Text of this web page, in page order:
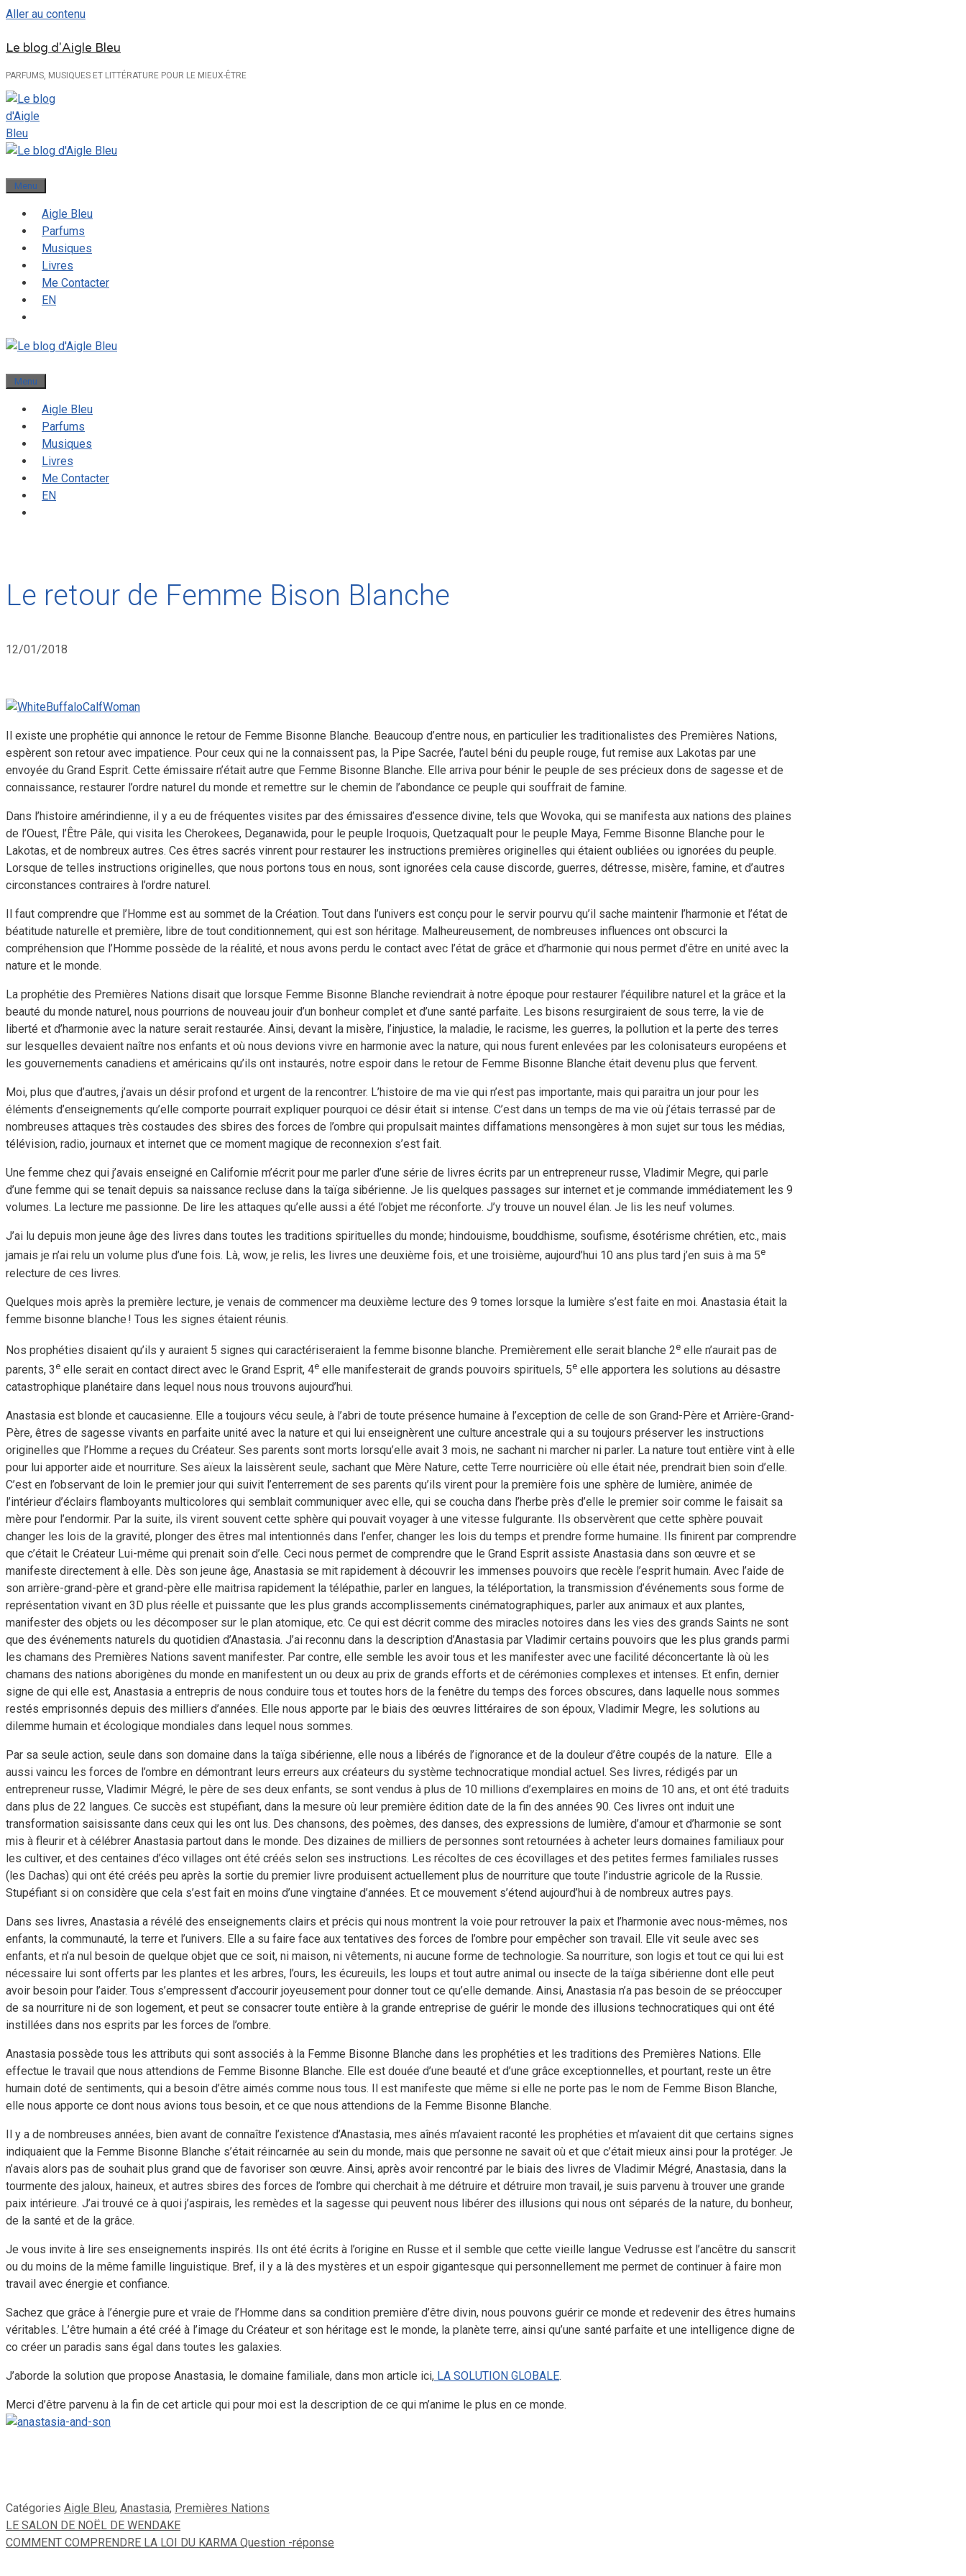
Aller au contenu
Le blog d'Aigle Bleu
PARFUMS, MUSIQUES ET LITTÉRATURE POUR LE MIEUX-ÊTRE
Menu
Aigle Bleu
Parfums
Musiques
Livres
Me Contacter
EN
Menu
Aigle Bleu
Parfums
Musiques
Livres
Me Contacter
EN
Le retour de Femme Bison Blanche
12/01/2018
Il existe une prophétie qui annonce le retour de Femme Bisonne Blanche. Beaucoup d’entre nous, en particulier les traditionalistes des Premières Nations,
espèrent son retour avec impatience. Pour ceux qui ne la connaissent pas, la Pipe Sacrée, l’autel béni du peuple rouge, fut remise aux Lakotas par une
envoyée du Grand Esprit. Cette émissaire n’était autre que Femme Bisonne Blanche. Elle arriva pour bénir le peuple de ses précieux dons de sagesse et de
connaissance, restaurer l’ordre naturel du monde et remettre sur le chemin de l’abondance ce peuple qui souffrait de famine.
Dans l’histoire amérindienne, il y a eu de fréquentes visites par des émissaires d’essence divine, tels que Wovoka, qui se manifesta aux nations des plaines
de l’Ouest, l’Être Pâle, qui visita les Cherokees, Deganawida, pour le peuple Iroquois, Quetzaqualt pour le peuple Maya, Femme Bisonne Blanche pour le
Lakotas, et de nombreux autres. Ces êtres sacrés vinrent pour restaurer les instructions premières originelles qui étaient oubliées ou ignorées du peuple.
Lorsque de telles instructions originelles, que nous portons tous en nous, sont ignorées cela cause discorde, guerres, détresse, misère, famine, et d’autres
circonstances contraires à l’ordre naturel.
Il faut comprendre que l’Homme est au sommet de la Création. Tout dans l’univers est conçu pour le servir pourvu qu’il sache maintenir l’harmonie et l’état de
béatitude naturelle et première, libre de tout conditionnement, qui est son héritage. Malheureusement, de nombreuses influences ont obscurci la
compréhension que l’Homme possède de la réalité, et nous avons perdu le contact avec l’état de grâce et d’harmonie qui nous permet d’être en unité avec la
nature et le monde.
La prophétie des Premières Nations disait que lorsque Femme Bisonne Blanche reviendrait à notre époque pour restaurer l’équilibre naturel et la grâce et la
beauté du monde naturel, nous pourrions de nouveau jouir d’un bonheur complet et d’une santé parfaite. Les bisons resurgiraient de sous terre, la vie de
liberté et d’harmonie avec la nature serait restaurée. Ainsi, devant la misère, l’injustice, la maladie, le racisme, les guerres, la pollution et la perte des terres
sur lesquelles devaient naître nos enfants et où nous devions vivre en harmonie avec la nature, qui nous furent enlevées par les colonisateurs européens et
les gouvernements canadiens et américains qu’ils ont instaurés, notre espoir dans le retour de Femme Bisonne Blanche était devenu plus que fervent.
Moi, plus que d’autres, j’avais un désir profond et urgent de la rencontrer. L’histoire de ma vie qui n’est pas importante, mais qui paraitra un jour pour les
éléments d’enseignements qu’elle comporte pourrait expliquer pourquoi ce désir était si intense. C’est dans un temps de ma vie où j’étais terrassé par de
nombreuses attaques très costaudes des sbires des forces de l’ombre qui propulsait maintes diffamations mensongères à mon sujet sur tous les médias,
télévision, radio, journaux et internet que ce moment magique de reconnexion s’est fait.
Une femme chez qui j’avais enseigné en Californie m’écrit pour me parler d’une série de livres écrits par un entrepreneur russe, Vladimir Megre, qui parle
d’une femme qui se tenait depuis sa naissance recluse dans la taïga sibérienne. Je lis quelques passages sur internet et je commande immédiatement les 9
volumes. La lecture me passionne. De lire les attaques qu’elle aussi a été l’objet me réconforte. J’y trouve un nouvel élan. Je lis les neuf volumes.
J’ai lu depuis mon jeune âge des livres dans toutes les traditions spirituelles du monde; hindouisme, bouddhisme, soufisme, ésotérisme chrétien, etc., mais
jamais je n’ai relu un volume plus d’une fois. Là, wow, je relis, les livres une deuxième fois, et une troisième, aujourd’hui 10 ans plus tard j’en suis à ma 5e
relecture de ces livres.
Quelques mois après la première lecture, je venais de commencer ma deuxième lecture des 9 tomes lorsque la lumière s’est faite en moi. Anastasia était la
femme bisonne blanche ! Tous les signes étaient réunis.
Nos prophéties disaient qu’ils y auraient 5 signes qui caractériseraient la femme bisonne blanche. Premièrement elle serait blanche 2e elle n’aurait pas de
parents, 3e elle serait en contact direct avec le Grand Esprit, 4e elle manifesterait de grands pouvoirs spirituels, 5e elle apportera les solutions au désastre
catastrophique planétaire dans lequel nous nous trouvons aujourd’hui.
Anastasia est blonde et caucasienne. Elle a toujours vécu seule, à l’abri de toute présence humaine à l’exception de celle de son Grand-Père et Arrière-Grand-
Père, êtres de sagesse vivants en parfaite unité avec la nature et qui lui enseignèrent une culture ancestrale qui a su toujours préserver les instructions
originelles que l’Homme a reçues du Créateur. Ses parents sont morts lorsqu’elle avait 3 mois, ne sachant ni marcher ni parler. La nature tout entière vint à elle
pour lui apporter aide et nourriture. Ses aïeux la laissèrent seule, sachant que Mère Nature, cette Terre nourricière où elle était née, prendrait bien soin d’elle.
C’est en l’observant de loin le premier jour qui suivit l’enterrement de ses parents qu’ils virent pour la première fois une sphère de lumière, animée de
l’intérieur d’éclairs flamboyants multicolores qui semblait communiquer avec elle, qui se coucha dans l’herbe près d’elle le premier soir comme le faisait sa
mère pour l’endormir. Par la suite, ils virent souvent cette sphère qui pouvait voyager à une vitesse fulgurante. Ils observèrent que cette sphère pouvait
changer les lois de la gravité, plonger des êtres mal intentionnés dans l’enfer, changer les lois du temps et prendre forme humaine. Ils finirent par comprendre
que c’était le Créateur Lui-même qui prenait soin d’elle. Ceci nous permet de comprendre que le Grand Esprit assiste Anastasia dans son œuvre et se
manifeste directement à elle. Dès son jeune âge, Anastasia se mit rapidement à découvrir les immenses pouvoirs que recèle l’esprit humain. Avec l’aide de
son arrière-grand-père et grand-père elle maitrisa rapidement la télépathie, parler en langues, la téléportation, la transmission d’événements sous forme de
représentation vivant en 3D plus réelle et puissante que les plus grands accomplissements cinématographiques, parler aux animaux et aux plantes,
manifester des objets ou les décomposer sur le plan atomique, etc. Ce qui est décrit comme des miracles notoires dans les vies des grands Saints ne sont
que des événements naturels du quotidien d’Anastasia. J’ai reconnu dans la description d’Anastasia par Vladimir certains pouvoirs que les plus grands parmi
les chamans des Premières Nations savent manifester. Par contre, elle semble les avoir tous et les manifester avec une facilité déconcertante là où les
chamans des nations aborigènes du monde en manifestent un ou deux au prix de grands efforts et de cérémonies complexes et intenses. Et enfin, dernier
signe de qui elle est, Anastasia a entrepris de nous conduire tous et toutes hors de la fenêtre du temps des forces obscures, dans laquelle nous sommes
restés emprisonnés depuis des milliers d’années. Elle nous apporte par le biais des œuvres littéraires de son époux, Vladimir Megre, les solutions au
dilemme humain et écologique mondiales dans lequel nous sommes.
Par sa seule action, seule dans son domaine dans la taïga sibérienne, elle nous a libérés de l’ignorance et de la douleur d’être coupés de la nature. Elle a
aussi vaincu les forces de l’ombre en démontrant leurs erreurs aux créateurs du système technocratique mondial actuel. Ses livres, rédigés par un
entrepreneur russe, Vladimir Mégré, le père de ses deux enfants, se sont vendus à plus de 10 millions d’exemplaires en moins de 10 ans, et ont été traduits
dans plus de 22 langues. Ce succès est stupéfiant, dans la mesure où leur première édition date de la fin des années 90. Ces livres ont induit une
transformation saisissante dans ceux qui les ont lus. Des chansons, des poèmes, des danses, des expressions de lumière, d’amour et d’harmonie se sont
mis à fleurir et à célébrer Anastasia partout dans le monde. Des dizaines de milliers de personnes sont retournées à acheter leurs domaines familiaux pour
les cultiver, et des centaines d’éco villages ont été créés selon ses instructions. Les récoltes de ces écovillages et des petites fermes familiales russes
(les Dachas) qui ont été créés peu après la sortie du premier livre produisent actuellement plus de nourriture que toute l’industrie agricole de la Russie.
Stupéfiant si on considère que cela s’est fait en moins d’une vingtaine d’années. Et ce mouvement s’étend aujourd’hui à de nombreux autres pays.
Dans ses livres, Anastasia a révélé des enseignements clairs et précis qui nous montrent la voie pour retrouver la paix et l’harmonie avec nous-mêmes, nos
enfants, la communauté, la terre et l’univers. Elle a su faire face aux tentatives des forces de l’ombre pour empêcher son travail. Elle vit seule avec ses
enfants, et n’a nul besoin de quelque objet que ce soit, ni maison, ni vêtements, ni aucune forme de technologie. Sa nourriture, son logis et tout ce qui lui est
nécessaire lui sont offerts par les plantes et les arbres, l’ours, les écureuils, les loups et tout autre animal ou insecte de la taïga sibérienne dont elle peut
avoir besoin pour l’aider. Tous s’empressent d’accourir joyeusement pour donner tout ce qu’elle demande. Ainsi, Anastasia n’a pas besoin de se préoccuper
de sa nourriture ni de son logement, et peut se consacrer toute entière à la grande entreprise de guérir le monde des illusions technocratiques qui ont été
instillées dans nos esprits par les forces de l’ombre.
Anastasia possède tous les attributs qui sont associés à la Femme Bisonne Blanche dans les prophéties et les traditions des Premières Nations. Elle
effectue le travail que nous attendions de Femme Bisonne Blanche. Elle est douée d’une beauté et d’une grâce exceptionnelles, et pourtant, reste un être
humain doté de sentiments, qui a besoin d’être aimés comme nous tous. Il est manifeste que même si elle ne porte pas le nom de Femme Bison Blanche,
elle nous apporte ce dont nous avions tous besoin, et ce que nous attendions de la Femme Bisonne Blanche.
Il y a de nombreuses années, bien avant de connaître l’existence d’Anastasia, mes aînés m’avaient raconté les prophéties et m’avaient dit que certains signes
indiquaient que la Femme Bisonne Blanche s’était réincarnée au sein du monde, mais que personne ne savait où et que c’était mieux ainsi pour la protéger. Je
n’avais alors pas de souhait plus grand que de favoriser son œuvre. Ainsi, après avoir rencontré par le biais des livres de Vladimir Mégré, Anastasia, dans la
tourmente des jaloux, haineux, et autres sbires des forces de l’ombre qui cherchait à me détruire et détruire mon travail, je suis parvenu à trouver une grande
paix intérieure. J’ai trouvé ce à quoi j’aspirais, les remèdes et la sagesse qui peuvent nous libérer des illusions qui nous ont séparés de la nature, du bonheur,
de la santé et de la grâce.
Je vous invite à lire ses enseignements inspirés. Ils ont été écrits à l’origine en Russe et il semble que cette vieille langue Vedrusse est l’ancêtre du sanscrit
ou du moins de la même famille linguistique. Bref, il y a là des mystères et un espoir gigantesque qui personnellement me permet de continuer à faire mon
travail avec énergie et confiance.
Sachez que grâce à l’énergie pure et vraie de l’Homme dans sa condition première d’être divin, nous pouvons guérir ce monde et redevenir des êtres humains
véritables. L’être humain a été créé à l’image du Créateur et son héritage est le monde, la planète terre, ainsi qu’une santé parfaite et une intelligence digne de
co créer un paradis sans égal dans toutes les galaxies.
J’aborde la solution que propose Anastasia, le domaine familiale, dans mon article ici, LA SOLUTION GLOBALE.
Merci d’être parvenu à la fin de cet article qui pour moi est la description de ce qui m’anime le plus en ce monde.
Catégories Aigle Bleu, Anastasia, Premières Nations
LE SALON DE NOËL DE WENDAKE
COMMENT COMPRENDRE LA LOI DU KARMA Question -réponse